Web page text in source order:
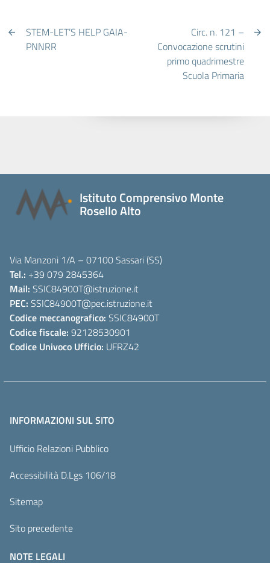
STEM-LET’S HELP GAIA-
PNNRR
Circ. n. 121 –
Convocazione scrutini
primo quadrimestre
Scuola Primaria
Istituto Comprensivo Monte
Rosello Alto
Via Manzoni 1/A – 07100 Sassari (SS)
Tel.: +39 079 2845364
Mail: SSIC84900T@istruzione.it
PEC: SSIC84900T@pec.istruzione.it
Codice meccanografico: SSIC84900T
Codice fiscale: 92128530901
Codice Univoco Ufficio: UFRZ42
INFORMAZIONI SUL SITO
Ufficio Relazioni Pubblico
Accessibilità D.Lgs 106/18
Sitemap
Sito precedente
NOTE LEGALI